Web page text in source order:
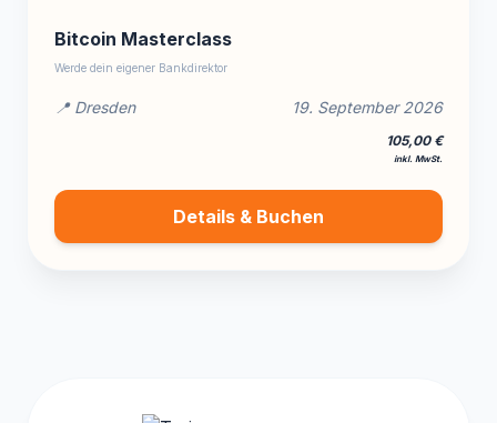
Bitcoin Masterclass
Werde dein eigener Bankdirektor
📍 Dresden 19. September 2026
105,00 €
inkl. MwSt.
Details & Buchen